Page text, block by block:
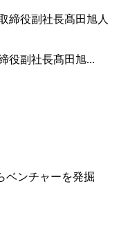
役副社長髙田旭...
ベンチャーを発掘